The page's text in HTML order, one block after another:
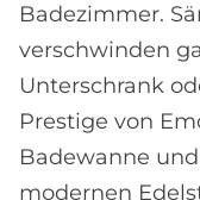
Badezimmer.
verschwinden
Unterschrank
Prestige von
Badewanne
modernen